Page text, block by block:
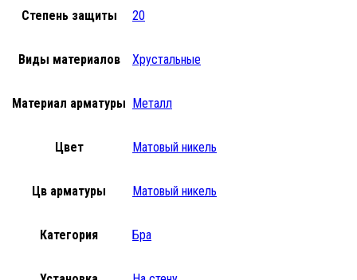
Степень защиты 20
Виды материалов Хрустальные
Материал арматуры Металл
Цвет Матовый никель
Цв арматуры Матовый никель
Категория Бра